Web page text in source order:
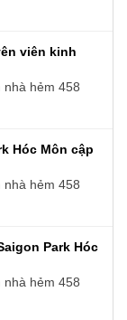
viên kinh
nhà hẻm 458
Hóc Môn cập
nhà hẻm 458
Park Hóc
nhà hẻm 458